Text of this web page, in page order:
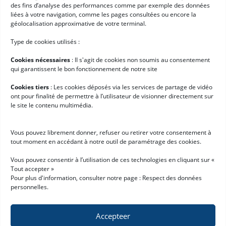
des fins d’analyse des performances comme par exemple des données
liées à votre navigation, comme les pages consultées ou encore la
géolocalisation approximative de votre terminal.
Type de cookies utilisés :
Cookies nécessaires : II s'agit de cookies non soumis au consentement
qui garantissent le bon fonctionnement de notre site
Cookies tiers : Les cookies déposés via les services de partage de vidéo
ont pour finalité de permettre à l’utilisateur de visionner directement sur
le site le contenu multimédia.
Vous pouvez librement donner, refuser ou retirer votre consentement à
tout moment en accédant à notre outil de paramétrage des cookies.
Vous pouvez consentir à l’utilisation de ces technologies en cliquant sur «
Tout accepter »
Pour plus d'information, consulter notre page : Respect des données
personnelles.
Accepteer
Ik ga ermee akkoord dat mijn persoonsgegevens worden
verzameld en verwerkt volgens de voorwaarden die staan
beschreven onder
"Bescherming van persoonsgegevens"*
Handige links
Services voor Hardis
Nieuws
Aan de slag met Hardis
Demo aanvragen
Word Hardis-partner